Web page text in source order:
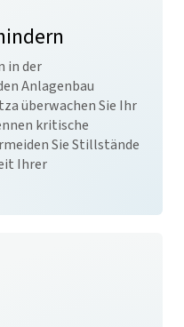
in der
Anlagenbau
überwachen Sie Ihr
kritische
Sie Stillstände
Ihrer